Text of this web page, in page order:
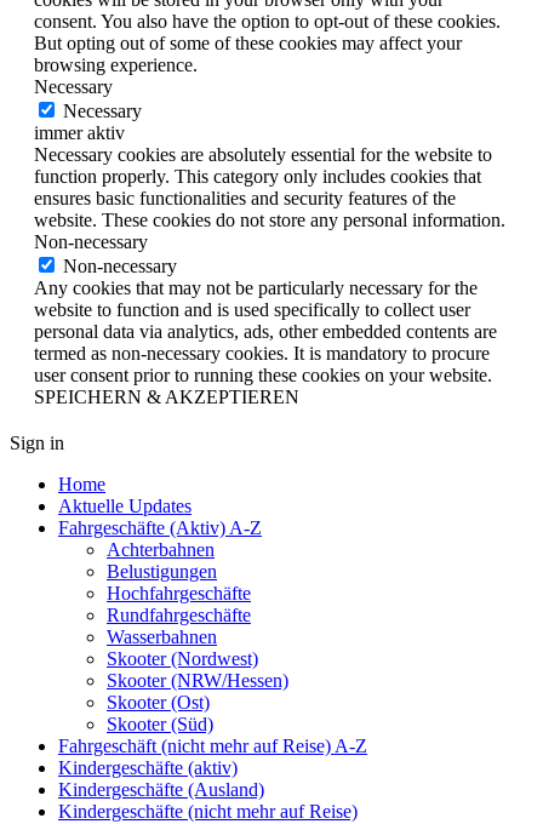
consent. You also have the option to opt-out of these cookies.
But opting out of some of these cookies may affect your
browsing experience.
Necessary
Necessary
immer aktiv
Necessary cookies are absolutely essential for the website to
function properly. This category only includes cookies that
ensures basic functionalities and security features of the
website. These cookies do not store any personal information.
Non-necessary
Non-necessary
Any cookies that may not be particularly necessary for the
website to function and is used specifically to collect user
personal data via analytics, ads, other embedded contents are
termed as non-necessary cookies. It is mandatory to procure
user consent prior to running these cookies on your website.
SPEICHERN & AKZEPTIEREN
Sign in
Home
Aktuelle Updates
Fahrgeschäfte (Aktiv) A-Z
Achterbahnen
Belustigungen
Hochfahrgeschäfte
Rundfahrgeschäfte
Wasserbahnen
Skooter (Nordwest)
Skooter (NRW/Hessen)
Skooter (Ost)
Skooter (Süd)
Fahrgeschäft (nicht mehr auf Reise) A-Z
Kindergeschäfte (aktiv)
Kindergeschäfte (Ausland)
Kindergeschäfte (nicht mehr auf Reise)